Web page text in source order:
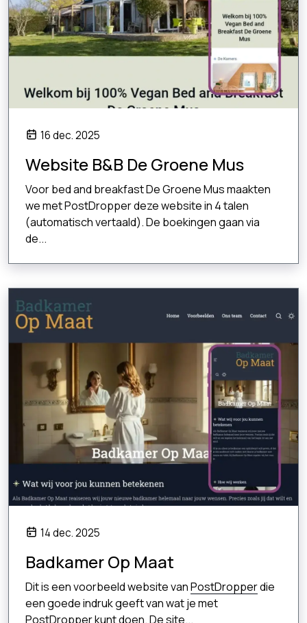
16 dec. 2025
Website B&B De Groene Mus
Voor bed and breakfast De Groene Mus maakten
we met PostDropper deze website in 4 talen
(automatisch vertaald). De boekingen gaan via
de...
14 dec. 2025
Badkamer Op Maat
Dit is een voorbeeld website vanPostDropperdie
een goede indruk geeft van wat je met
PostDropper kunt doen. De site...